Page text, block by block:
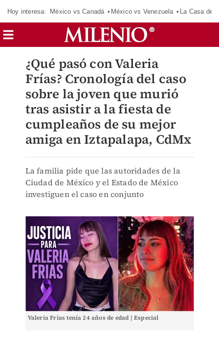
Hoy interesa: México vs Canadá México vs Venezuela La Casa de
¿Qué pasó con Valeria
Frías? Cronología del caso
sobre la joven que murió
tras asistir a la fiesta de
cumpleaños de su mejor
amiga en Iztapalapa, CdMx
La familia pide que las autoridades de la
Ciudad de México y el Estado de México
investiguen el caso en conjunto
Valeria Frías tenía 24 años de edad | Especial